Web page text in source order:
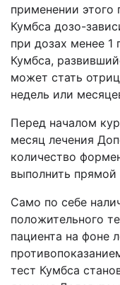
применении этого
Кумбса дозо-
при дозах менее 1
Кумбса,
может стать
недель или
Перед началом
месяц лечения
количество
выполнить прямой
Само по себе
положительного
пациента на фоне
тест Кумбса